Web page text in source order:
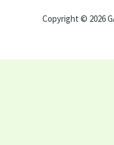
Copyright © 2026